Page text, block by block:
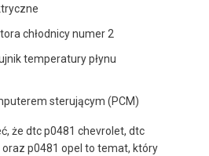
chłodnicy numer 2
temperatury płynu
sterującym (PCM)
że dtc p0481 chevrolet, dtc
p0481 opel to temat, który